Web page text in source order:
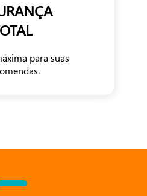
para suas